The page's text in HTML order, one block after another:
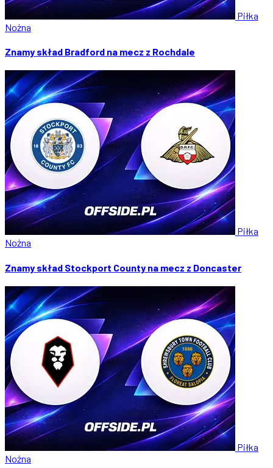
Piłka
Nożna
Znamy skład Bradford na mecz z Rochdale
Piłka
Nożna
Znamy skład Stockport County na mecz z Doncaster
Piłka
Nożna